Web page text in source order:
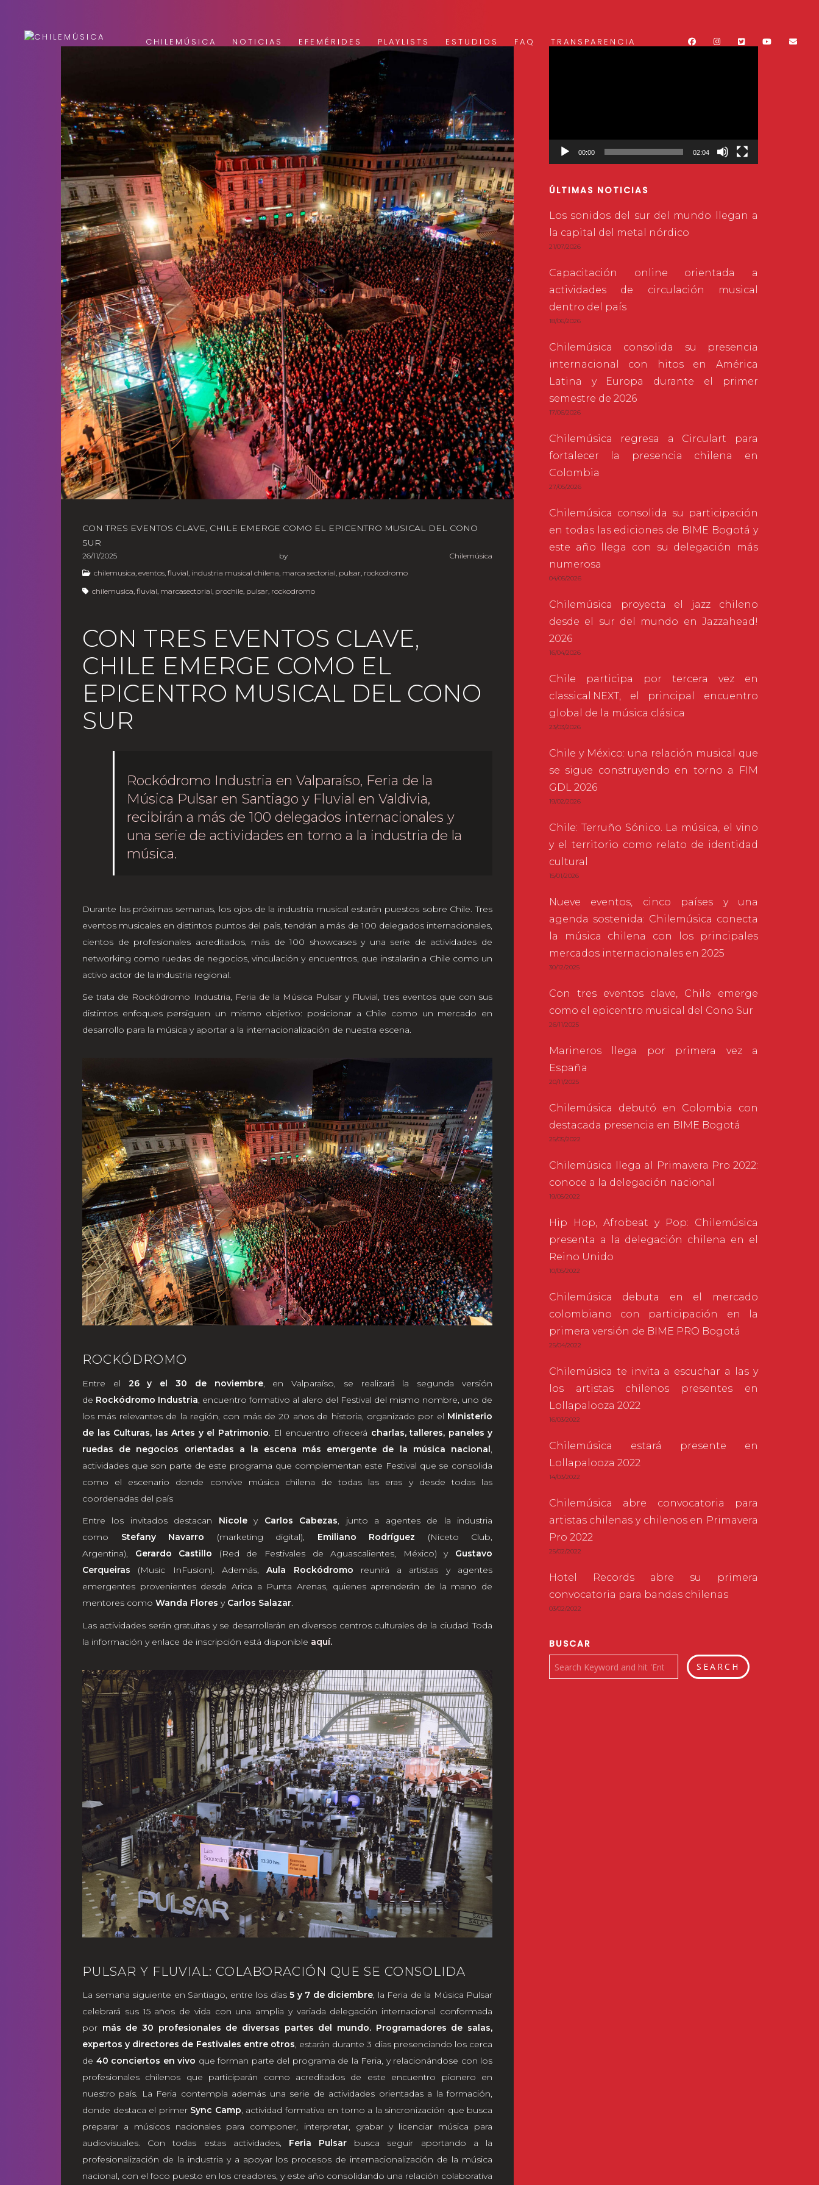
CHILEMÚSICA NOTICIAS EFEMÉRIDES PLAYLISTS ESTUDIOS FAQ TRANSPARENCIA
CON TRES EVENTOS CLAVE, CHILE EMERGE COMO EL EPICENTRO MUSICAL DEL CONO
SUR
26/11/2025 by Chilemúsica
chilemusica, eventos, fluvial, industria musical chilena, marca sectorial, pulsar, rockodromo
chilemusica, fluvial, marcasectorial, prochile, pulsar, rockodromo
CON TRES EVENTOS CLAVE,
CHILE EMERGE COMO EL
EPICENTRO MUSICAL DEL CONO
SUR
Rockódromo Industria en Valparaíso, Feria de la
Música Pulsar en Santiago y Fluvial en Valdivia,
recibirán a más de 100 delegados internacionales y
una serie de actividades en torno a la industria de la
música.
Durante las próximas semanas, los ojos de la industria musical estarán puestos sobre Chile. Tres
eventos musicales en distintos puntos del país, tendrán a más de 100 delegados internacionales,
cientos de profesionales acreditados, más de 100 showcases y una serie de actividades de
networking como ruedas de negocios, vinculación y encuentros, que instalarán a Chile como un
activo actor de la industria regional.
Se trata de Rockódromo Industria, Feria de la Música Pulsar y Fluvial, tres eventos que con sus
distintos enfoques persiguen un mismo objetivo: posicionar a Chile como un mercado en
desarrollo para la música y aportar a la internacionalización de nuestra escena.
ROCKÓDROMO
Entre el 26 y el 30 de noviembre, en Valparaíso, se realizará la segunda versión
de Rockódromo Industria, encuentro formativo al alero del Festival del mismo nombre, uno de
los más relevantes de la región, con más de 20 años de historia, organizado por el Ministerio
de las Culturas, las Artes y el Patrimonio. El encuentro ofrecerá charlas, talleres, paneles y
ruedas de negocios orientadas a la escena más emergente de la música nacional,
actividades que son parte de este programa que complementan este Festival que se consolida
como el escenario donde convive música chilena de todas las eras y desde todas las
coordenadas del país
Entre los invitados destacan Nicoley Carlos Cabezas, junto a agentes de la industria
como Stefany Navarro (marketing digital), Emiliano Rodríguez (Niceto Club,
Argentina), Gerardo Castillo (Red de Festivales de Aguascalientes, México) y Gustavo
Cerqueiras (Music InFusion). Además,Aula Rockódromo reunirá a artistas y agentes
emergentes provenientes desde Arica a Punta Arenas, quienes aprenderán de la mano de
mentores como Wanda Flores y Carlos Salazar.
Las actividades serán gratuitas y se desarrollarán en diversos centros culturales de la ciudad. Toda
la información y enlace de inscripción está disponible aquí.
PULSAR Y FLUVIAL: COLABORACIÓN QUE SE CONSOLIDA
La semana siguiente en Santiago, entre los días 5 y 7 de diciembre, la Feria de la Música Pulsar
celebrará sus 15 años de vida con una amplia y variada delegación internacional conformada
por más de 30 profesionales de diversas partes del mundo. Programadores de salas,
expertos y directores de Festivales entre otros, estarán durante 3 días presenciando los cerca
de 40 conciertos en vivo que forman parte del programa de la Feria, y relacionándose con los
profesionales chilenos que participarán como acreditados de este encuentro pionero en
nuestro país. La Feria contempla además una serie de actividades orientadas a la formación,
donde destaca el primer Sync Camp, actividad formativa en torno a la sincronización que busca
preparar a músicos nacionales para componer, interpretar, grabar y licenciar música para
audiovisuales. Con todas estas actividades, Feria Pulsar busca seguir aportando a la
profesionalización de la industria y a apoyar los procesos de internacionalización de la música
nacional, con el foco puesto en los creadores, y este año consolidando una relación colaborativa
00:00 02:04
ÚLTIMAS NOTICIAS
Los sonidos del sur del mundo llegan a
la capital del metal nórdico
21/07/2026
Capacitación online orientada a
actividades de circulación musical
dentro del país
18/06/2026
Chilemúsica consolida su presencia
internacional con hitos en América
Latina y Europa durante el primer
semestre de 2026
17/06/2026
Chilemúsica regresa a Circulart para
fortalecer la presencia chilena en
Colombia
27/05/2026
Chilemúsica consolida su participación
en todas las ediciones de BIME Bogotá y
este año llega con su delegación más
numerosa
04/05/2026
Chilemúsica proyecta el jazz chileno
desde el sur del mundo en Jazzahead!
2026
16/04/2026
Chile participa por tercera vez en
classical:NEXT, el principal encuentro
global de la música clásica
23/03/2026
Chile y México: una relación musical que
se sigue construyendo en torno a FIM
GDL 2026
19/02/2026
Chile: Terruño Sónico. La música, el vino
y el territorio como relato de identidad
cultural
15/01/2026
Nueve eventos, cinco países y una
agenda sostenida: Chilemúsica conecta
la música chilena con los principales
mercados internacionales en 2025
30/12/2025
Con tres eventos clave, Chile emerge
como el epicentro musical del Cono Sur
26/11/2025
Marineros llega por primera vez a
España
20/11/2025
Chilemúsica debutó en Colombia con
destacada presencia en BIME Bogotá
25/05/2022
Chilemúsica llega al Primavera Pro 2022:
conoce a la delegación nacional
19/05/2022
Hip Hop, Afrobeat y Pop: Chilemúsica
presenta a la delegación chilena en el
Reino Unido
10/05/2022
Chilemúsica debuta en el mercado
colombiano con participación en la
primera versión de BIME PRO Bogotá
25/04/2022
Chilemúsica te invita a escuchar a las y
los artistas chilenos presentes en
Lollapalooza 2022
16/03/2022
Chilemúsica estará presente en
Lollapalooza 2022
14/03/2022
Chilemúsica abre convocatoria para
artistas chilenas y chilenos en Primavera
Pro 2022
25/02/2022
Hotel Records abre su primera
convocatoria para bandas chilenas
03/02/2022
BUSCAR